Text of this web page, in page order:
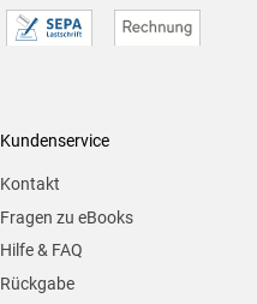
Kundenservice
Kontakt
Fragen zu eBooks
Hilfe & FAQ
Rückgabe